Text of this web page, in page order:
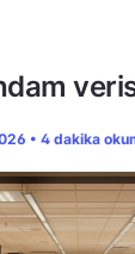
• 4 dakika